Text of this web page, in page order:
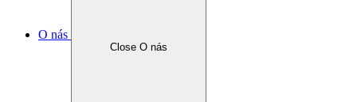
O nás
Close O nás